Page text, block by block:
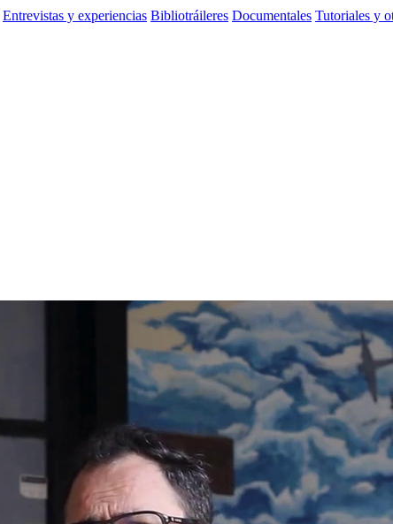
Entrevistas y experiencias Bibliotráileres Documentales Tutoriales y